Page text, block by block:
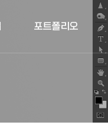
포트폴리오